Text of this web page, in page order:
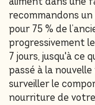
recommandons
pour 75 % de
progressivement
7 jours, jusqu'à ce
passé à la
surveiller le
nourriture de